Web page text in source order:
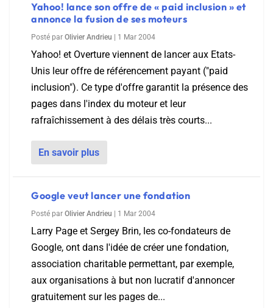
Yahoo! lance son offre de « paid inclusion » et
annonce la fusion de ses moteurs
Posté par Olivier Andrieu 1 Mar 2004
Yahoo! et Overture viennent de lancer aux Etats-
Unis leur offre de référencement payant ("paid
inclusion"). Ce type d'offre garantit la présence des
pages dans l'index du moteur et leur
rafraîchissement à des délais très courts...
En savoir plus
Google veut lancer une fondation
Posté par Olivier Andrieu 1 Mar 2004
Larry Page et Sergey Brin, les co-fondateurs de
Google, ont dans l'idée de créer une fondation,
association charitable permettant, par exemple,
aux organisations à but non lucratif d'annoncer
gratuitement sur les pages de...